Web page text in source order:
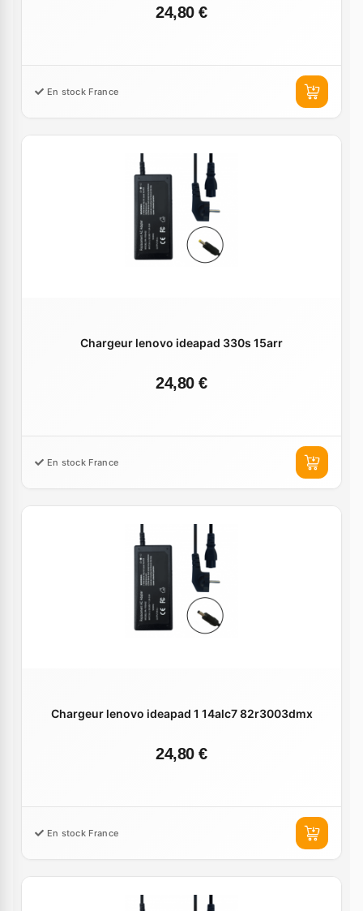
24,80 €
En stock France
Chargeur lenovo ideapad 330s 15arr
24,80 €
En stock France
Chargeur lenovo ideapad 1 14alc7 82r3003dmx
24,80 €
En stock France